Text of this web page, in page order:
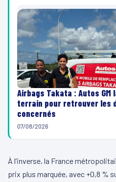
Airbags Takata : Autos
terrain pour retrouver les
concernés
07/08/2026
À l’inverse, la France
prix plus marquée, avec +0,8 %